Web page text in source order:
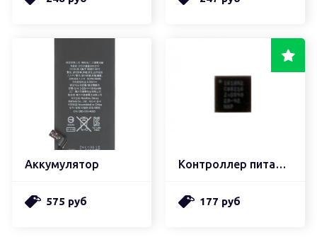
Аккумулятор
575 руб
Контроллер питания u2
177 руб